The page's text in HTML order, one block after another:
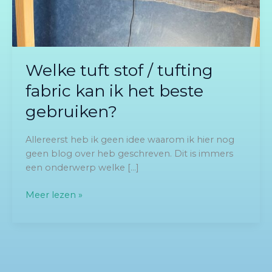
Welke tuft stof / tufting
fabric kan ik het beste
gebruiken?
Allereerst heb ik geen idee waarom ik hier nog
geen blog over heb geschreven. Dit is immers
een onderwerp welke […]
Meer lezen »